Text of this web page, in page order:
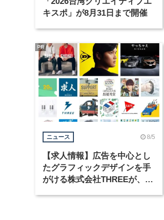
キスポ」が8月31日まで開催
ニュース 8/5
【求人情報】広告を中心とし
たグラフィックデザインを手
がける株式会社THREEが、グ
PR